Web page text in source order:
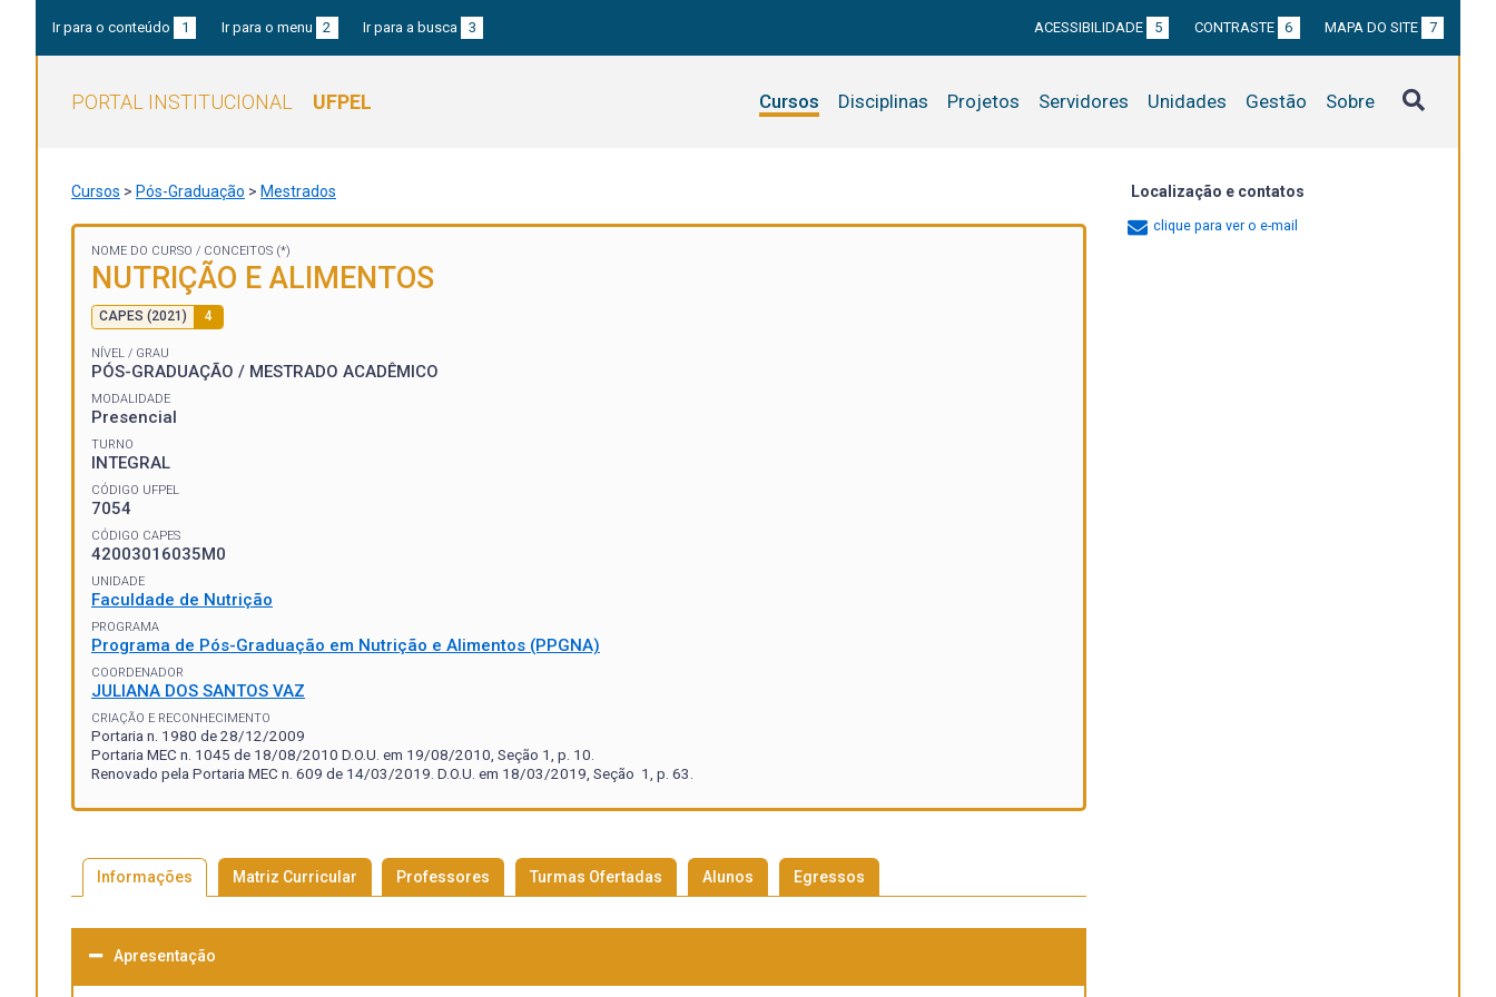
Ir para o conteúdo 1 Ir para o menu 2 Ir para a busca 3 ACESSIBILIDADE 5 CONTRASTE 6 MAPA DO SITE 7
PORTAL INSTITUCIONAL UFPEL Cursos Disciplinas Projetos Servidores Unidades Gestão Sobre
Cursos > Pós-Graduação > Mestrados
NOME DO CURSO / CONCEITOS (*)
NUTRIÇÃO E ALIMENTOS
CAPES (2021) 4
NÍVEL / GRAU
PÓS-GRADUAÇÃO / MESTRADO ACADÊMICO
MODALIDADE
Presencial
TURNO
INTEGRAL
CÓDIGO UFPEL
7054
CÓDIGO CAPES
42003016035M0
UNIDADE
Faculdade de Nutrição
PROGRAMA
Programa de Pós-Graduação em Nutrição e Alimentos (PPGNA)
COORDENADOR
JULIANA DOS SANTOS VAZ
CRIAÇÃO E RECONHECIMENTO
Portaria n. 1980 de 28/12/2009
Portaria MEC n. 1045 de 18/08/2010 D.O.U. em 19/08/2010, Seção 1, p. 10.
Renovado pela Portaria MEC n. 609 de 14/03/2019. D.O.U. em 18/03/2019, Seção 1, p. 63.
Informações Matriz Curricular Professores Turmas Ofertadas Alunos Egressos
Apresentação
Localização e contatos
clique para ver o e-mail